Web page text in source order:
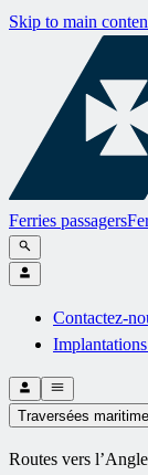
Skip to main
Ferries passagers
Contactez-
Traversées
Routes vers